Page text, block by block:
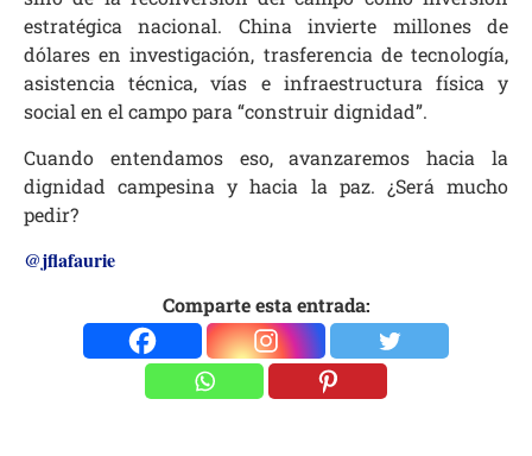
estratégica nacional. China invierte millones de
dólares en investigación, trasferencia de tecnología,
asistencia técnica, vías e infraestructura física y
social en el campo para “construir dignidad”.
Cuando entendamos eso, avanzaremos hacia la
dignidad campesina y hacia la paz. ¿Será mucho
pedir?
@jflafaurie
Comparte esta entrada: